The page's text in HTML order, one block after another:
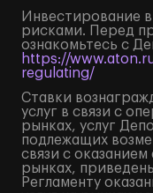
Инвестирование
рисками. Перед
ознакомьтесь с
https://
regulating/
Ставки
услуг в связи с
рынках, услуг
подлежащих
связи с
рынках,
Регламенту